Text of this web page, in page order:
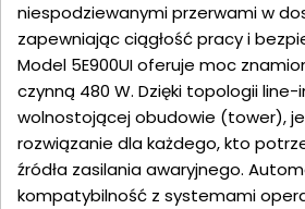
niespodziewanymi przerwami w
zapewniając ciągłość pracy i
Model 5E900UI oferuje moc
czynną 480 W. Dzięki topologii
wolnostojącej obudowie (tower),
rozwiązanie dla każdego, kto
źródła zasilania awaryjnego.
kompatybilność z systemami